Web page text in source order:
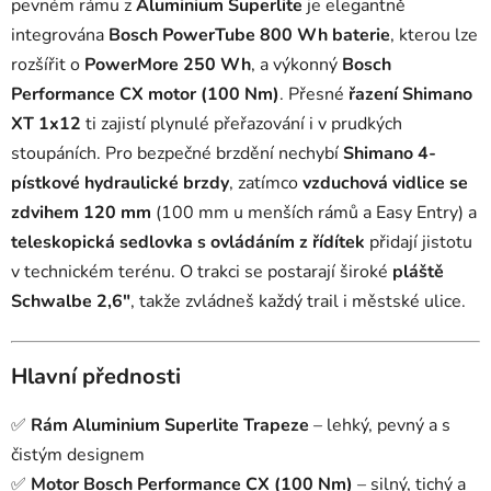
pevném rámu zAluminium Superlite je elegantně
integrována Bosch PowerTube 800 Wh baterie, kterou lze
rozšířit o PowerMore 250 Wh, a výkonný Bosch
Performance CX motor (100 Nm). Přesné řazení Shimano
XT 1x12 ti zajistí plynulé přeřazování i v prudkých
stoupáních. Pro bezpečné brzdění nechybíShimano 4-
pístkové hydraulické brzdy, zatímcovzduchová vidlice se
zdvihem 120 mm (100 mm u menších rámů a Easy Entry) a
teleskopická sedlovka s ovládáním z řídítek přidají jistotu
v technickém terénu. O trakci se postarají široké pláště
Schwalbe 2,6", takže zvládneš každý trail i městské ulice.
Hlavní přednosti
✅ Rám Aluminium Superlite Trapeze – lehký, pevný a s
čistým designem
✅ Motor Bosch Performance CX (100 Nm) – silný, tichý a